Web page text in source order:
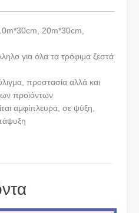
20m*30cm,
για όλα τα τρόφιμα ζεστά
προστασία αλλά και
προϊόντων
αμφίπλευρα, σε ψύξη,